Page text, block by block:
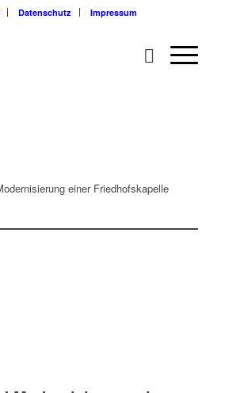
Datenschutz Impressum
einer Friedhofskapelle